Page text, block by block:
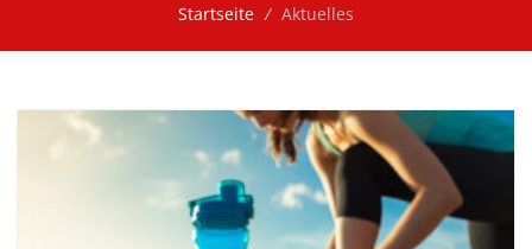
Startseite / Aktuelles